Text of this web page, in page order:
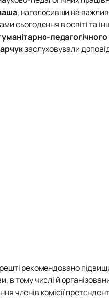
комунікації
, наголосивши на
сьогодення в освіті та
заслуховували
рекомендовано
в тому числі й
членів комісії